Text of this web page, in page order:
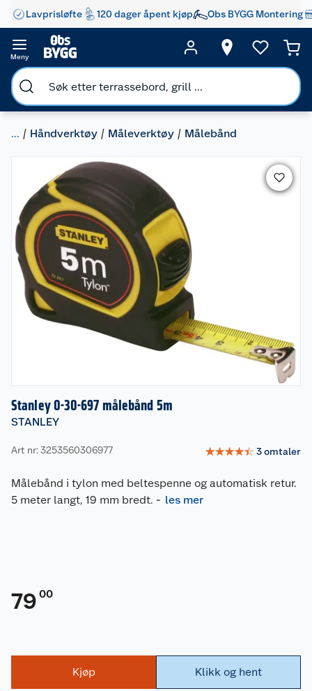
Lavprisløfte 120 dager åpent kjøp Obs BYGG Montering
Meny
... Håndverktøy Måleverktøy Målebånd
Stanley 0-30-697 målebånd 5m
STANLEY
Art nr: 3253560306977 ☆☆☆☆☆ 3omtaler
Målebånd i tylon med beltespenne og automatisk retur.
5 meter langt, 19 mm bredt. - les mer
79 00
Kjøp Klikk og hent